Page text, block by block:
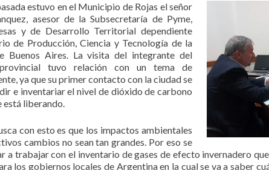
estuvo en el Municipio de Rojas el señor
asesor de la Subsecretaría de Pyme,
y de Desarrollo Territorial dependiente
de Producción, Ciencia y Tecnología de la
Buenos Aires. La visita del integrante del
tuvo relación con un tema de
ya que su primer contacto con la ciudad se
e inventariar el nivel de dióxido de carbono
está liberando.
con esto es que los impactos ambientales
cambios no sean tan grandes. Por eso se
a trabajar con el inventario de gases de efecto invernadero
los gobiernos locales de Argentina en la cual se va a saber